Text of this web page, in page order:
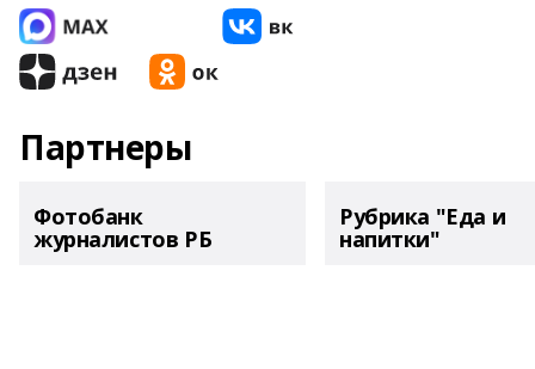
Партнеры
Фотобанк
журналистов РБ
Рубрика "Еда и
напитки"